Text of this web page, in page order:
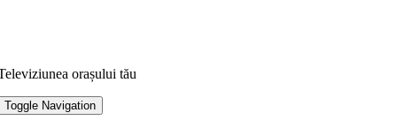
orașului tău
Toggle Navigation